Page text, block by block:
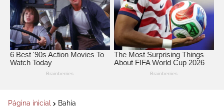
Página inicial Bahia